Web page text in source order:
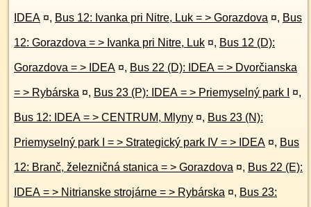
IDEA ¤, Bus 12: Ivanka pri Nitre, Luk = > Gorazdova ¤, Bus
12: Gorazdova = > Ivanka pri Nitre, Luk ¤, Bus 12 (D):
Gorazdova = > IDEA ¤, Bus 22 (D): IDEA = > Dvorčianska
= > Rybárska ¤, Bus 23 (P): IDEA = > Priemyselný park I ¤,
Bus 12: IDEA = > CENTRUM, Mlyny ¤, Bus 23 (N):
Priemyselný park I = > Strategický park IV = > IDEA ¤, Bus
12: Branč, železničná stanica = > Gorazdova ¤, Bus 22 (E):
IDEA = > Nitrianske strojárne = > Rybárska ¤, Bus 23: